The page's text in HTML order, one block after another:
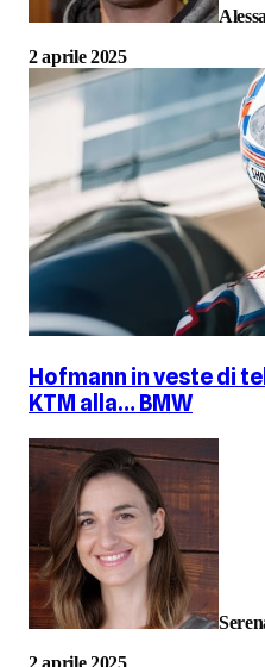
2 aprile 2025
Hofmann in veste di
KTM alla… BMW
2 aprile 2025